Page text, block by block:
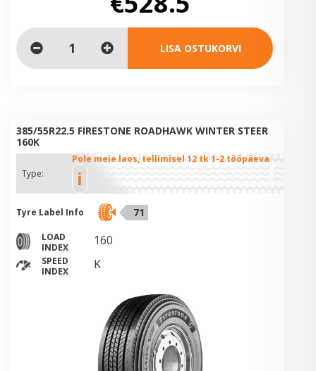
LISA OSTUKORVI
385/55R22.5 FIRESTONE ROADHAWK WINTER STEER
160K
Type:
Pole meie laos, tellimisel 12 tk 1-2 tööpäeva
i
Tyre Label Info 71
LOAD
INDEX
160
SPEED
INDEX
K